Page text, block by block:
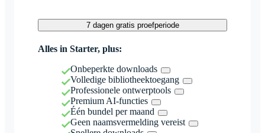
7 dagen gratis proefperiode
Alles in Starter, plus:
Onbeperkte downloads
Volledige bibliotheektoegang
Professionele ontwerptools
Premium AI-functies
Één bundel per maand
Geen naamsvermelding vereist